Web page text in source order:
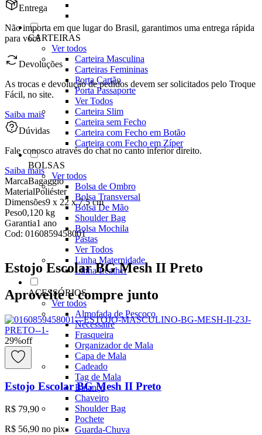
CARTEIRAS
Ver todos
Carteira Masculina
Carteiras Femininas
Porta Cartão
Porta Passaporte
Ver Todos
Carteira Slim
Carteira sem Fecho
Carteira com Fecho em Botão
Carteira com Fecho em Zíper
BOLSAS
Ver todos
Bolsa de Ombro
Bolsa Transversal
Bolsa De Mão
Shoulder Bag
Bolsa Mochila
Pastas
Ver Todos
Linha Maternidade
Linha Leather
ACESSÓRIOS
Ver todos
Almofada de Pescoço
Necessaire
Frasqueira
Organizador de Mala
Capa de Mala
Cadeado
Tag de Mala
Balança
Chaveiro
Shoulder Bag
Pochete
Guarda-Chuva
Entrega
Não importa em que lugar do Brasil, garantimos uma entrega rápida
para você
Devoluções
As trocas e devolução de pedidos devem ser solicitados pelo Troque
Fácil, no site.
Saiba mais
Dúvidas
Fale conosco através do chat no canto inferior direito.
Saiba mais
MarcaBagaggio
MaterialPoliéster
Dimensões9 x 22 x 7,5 cm
Peso0,120 kg
Garantia1 ano
Cod: 0160859458001
Estojo Escolar BG Mesh II Preto
Aproveite e compre junto
29%off
Estojo Escolar BG Mesh II Preto
R$ 79,90
R$ 56,90 no pix